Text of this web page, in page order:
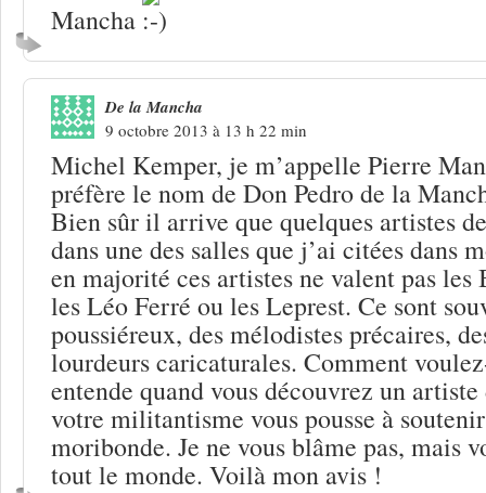
Mancha
De la Mancha
9 octobre 2013 à 13 h 22 min
Michel Kemper, je m’appelle Pierre
préfère le nom de Don Pedro de la
Bien sûr il arrive que quelques artistes
dans une des salles que j’ai citées dans
en majorité ces artistes ne valent pas les
les Léo Ferré ou les Leprest. Ce sont
poussiéreux, des mélodistes précaires,
lourdeurs caricaturales. Comment
entende quand vous découvrez un
votre militantisme vous pousse à
moribonde. Je ne vous blâme pas, mais
tout le monde. Voilà mon avis !